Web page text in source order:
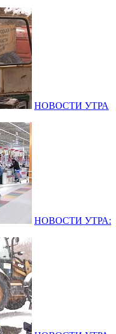
НОВОСТИ УТРА
НОВОСТИ УТРА: